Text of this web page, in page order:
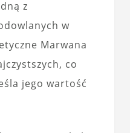
z
w
Marwana
co
jego wartość